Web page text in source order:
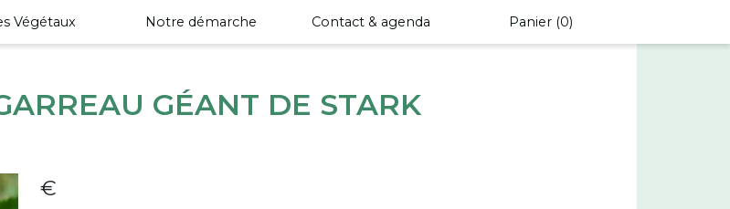
Végétaux Notre démarche Contact & agenda Panier (0)
GÉANT DE STARK
€